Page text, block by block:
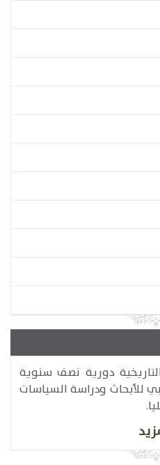
دورية نصف سنوية
للأبحاث ودراسة السياسات